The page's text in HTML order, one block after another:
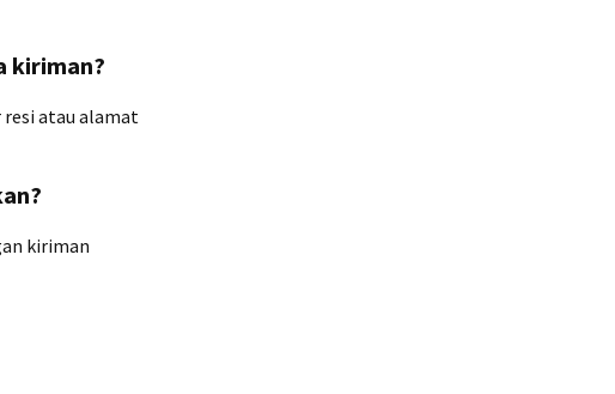
kiriman?
atau alamat
kiriman